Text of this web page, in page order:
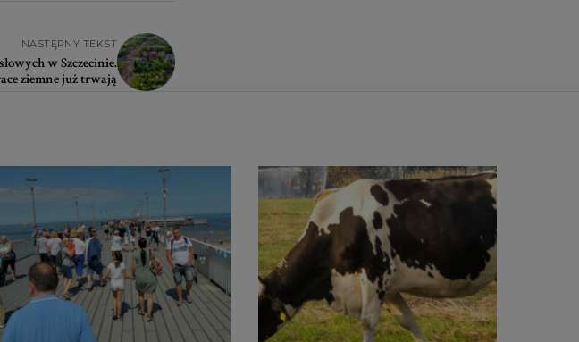
NASTĘPNY TEKST
w Szczecinie.
ziemne już trwają